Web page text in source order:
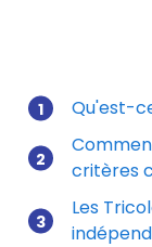
Mis à jour le
Qu'est-
critères
Les